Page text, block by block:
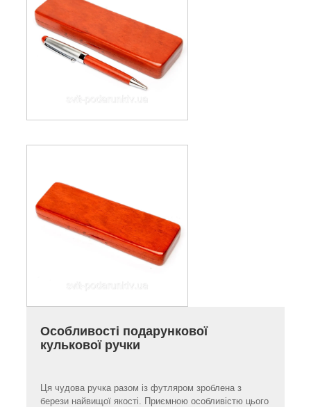
Особливості подарункової
кулькової ручки
Ця чудова ручка разом із футляром зроблена з
берези найвищої якості. Приємною особливістю цього